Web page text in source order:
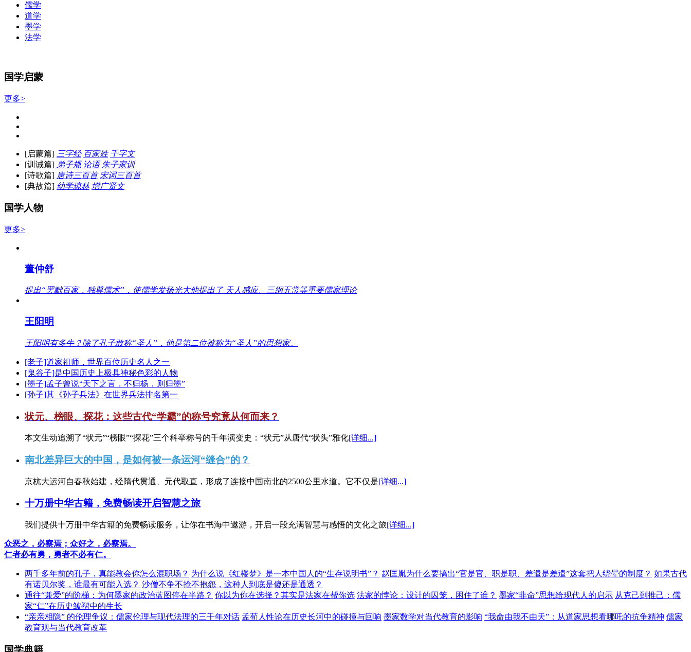
儒学
道学
墨学
法学
国学启蒙
更多>
[启蒙篇] 三字经 百家姓 千字文
[训诫篇] 弟子规 论语 朱子家训
[诗歌篇] 唐诗三百首 宋词三百首
[典故篇] 幼学琼林 增广贤文
国学人物
更多>
董仲舒
提出“罢黜百家，独尊儒术”，使儒学发扬光大他提出了 天人感应、三纲五常等重要儒家理论
王阳明
王阳明有多牛？除了孔子敢称“圣人”，他是第二位被称为“圣人”的思想家。
[老子]道家祖师，世界百位历史名人之一
[鬼谷子]是中国历史上极具神秘色彩的人物
[墨子]孟子曾说“天下之言，不归杨，则归墨”
[孙子]其《孙子兵法》在世界兵法排名第一
状元、榜眼、探花：这些古代“学霸”的称号究竟从何而来？
本文生动追溯了“状元”“榜眼”“探花”三个科举称号的千年演变史：“状元”从唐代“状头”雅化[详细...]
南北差异巨大的中国，是如何被一条运河“缝合”的？
京杭大运河自春秋始建，经隋代贯通、元代取直，形成了连接中国南北的2500公里水道。它不仅是[详细...]
十万册中华古籍，免费畅读开启智慧之旅
我们提供十万册中华古籍的免费畅读服务，让你在书海中遨游，开启一段充满智慧与感悟的文化之旅[详细...]
众恶之，必察焉；众好之，必察焉。
仁者必有勇，勇者不必有仁。
两千多年前的孔子，真能教会你怎么混职场？ 为什么说《红楼梦》是一本中国人的“生存说明书”？ 赵匡胤为什么要搞出“官是官、职是职、差遣是差遣”这套把人绕晕的制度？ 如果古代
有诺贝尔奖，谁最有可能入选？ 沙僧不争不抢不抱怨，这种人到底是傻还是通透？
通往“兼爱”的阶梯：为何墨家的政治蓝图停在半路？ 你以为你在选择？其实是法家在帮你选 法家的悖论：设计的囚笼，困住了谁？ 墨家“非命”思想给现代人的启示 从克己到推己：儒
家“仁”在历史皱褶中的生长
“亲亲相隐” 的伦理争议：儒家伦理与现代法理的三千年对话 孟荀人性论在历史长河中的碰撞与回响 墨家数学对当代教育的影响 “我命由我不由天”：从道家思想看哪吒的抗争精神 儒家
教育观与当代教育改革
国学典籍